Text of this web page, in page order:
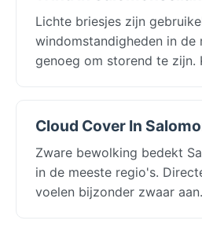
Lichte briesjes zijn
windomstandigheden in
genoeg om storend te zijn.
Cloud Cover In
Zware bewolking bedekt
in de meeste regio's.
voelen bijzonder zwaar aan.